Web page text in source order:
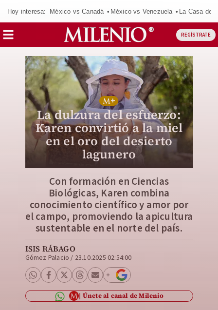
Hoy interesa: México vs Canadá México vs Venezuela La Casa de
REGÍSTRATE
La dulzura del esfuerzo:
Karen convirtió a la miel
en el oro del desierto
lagunero
Con formación en Ciencias
Biológicas, Karen combina
conocimiento científico y amor por
el campo, promoviendo la apicultura
sustentable en el norte del país.
ISIS RÁBAGO
Gómez Palacio / 23.10.2025 02:54:00
Únete al canal de Milenio